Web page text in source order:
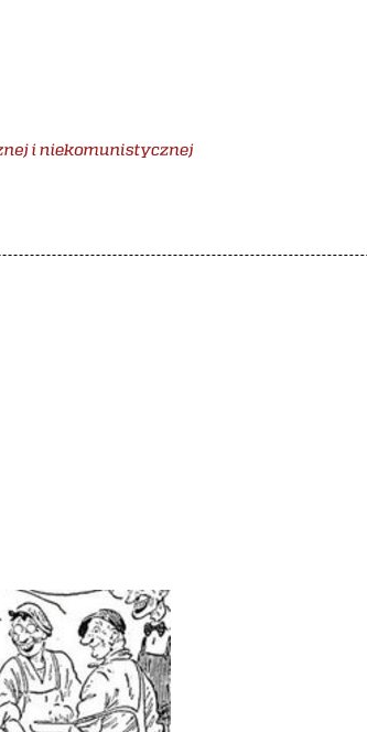
polskiej lewicy